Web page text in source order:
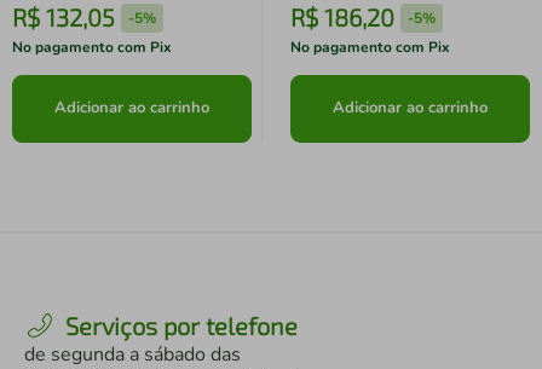
R$ 132,05 -5%
No pagamento com Pix
Adicionar ao carrinho
R$ 186,20 -5%
No pagamento com Pix
Adicionar ao carrinho
Serviços por telefone
de segunda a sábado das